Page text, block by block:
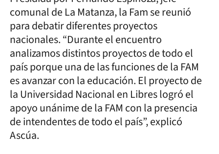
comunal de La Matanza, la Fam se reunió
para debatir diferentes proyectos
nacionales. “Durante el encuentro
analizamos distintos proyectos de todo el
país porque una de las funciones de la FAM
es avanzar con la educación. El proyecto de
la Universidad Nacional en Libres logró el
apoyo unánime de la FAM con la presencia
de intendentes de todo el país”, explicó
Ascúa.